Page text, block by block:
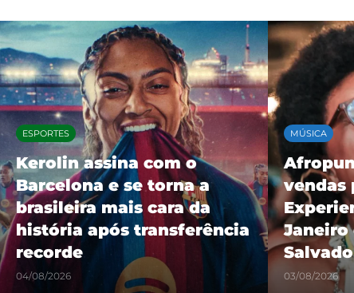
ESPORTES
Kerolin assina com o
Barcelona e se torna a
brasileira mais cara da
história após transferência
recorde
04/08/2026
MÚSICA
vendas
Janeiro
03/08/2026